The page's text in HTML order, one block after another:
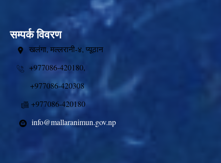
सम्पर्क विवरण
खलंगा, मल्लरानी-४, प्यूठान
+977086-420180,
+977086-420308
+977086-420180
info@mallaranimun.gov.np